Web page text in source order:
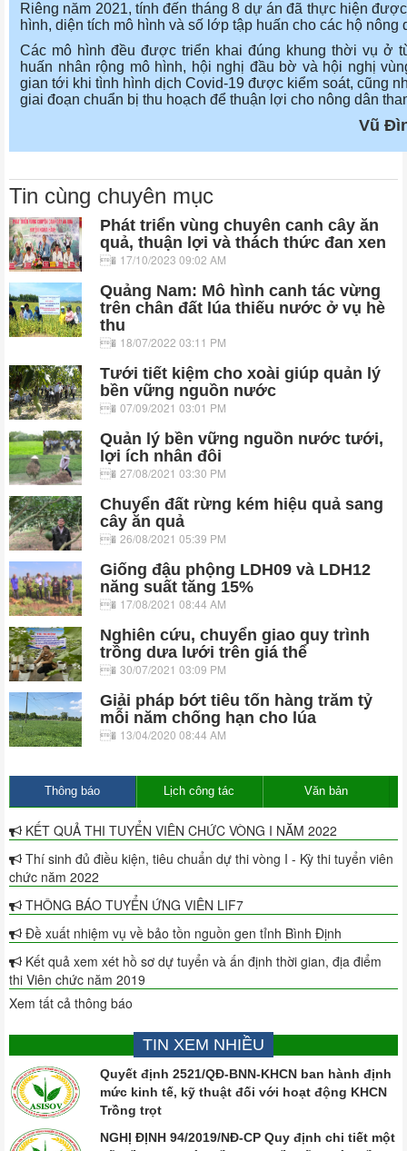
Riêng năm 2021, tính đến tháng 8 dự án đã thực hiện
hình, diện tích mô hình và số lớp tập huấn cho các hộ nông
Các mô hình đều được triển khai đúng khung thời vụ ở
huấn nhân rộng mô hình, hội nghị đầu bờ và hội nghị
gian tới khi tình hình dịch Covid-19 được kiểm soát, cũng
giai đoạn chuẩn bị thu hoạch để thuận lợi cho nông dân
Vũ
Tin cùng chuyên mục
Phát triển vùng chuyên canh cây ăn
quả, thuận lợi và thách thức đan xen
17/10/2023 09:02 AM
Quảng Nam: Mô hình canh tác vừng
trên chân đất lúa thiếu nước ở vụ hè
thu
18/07/2022 03:11 PM
Tưới tiết kiệm cho xoài giúp quản lý
bền vững nguồn nước
07/09/2021 03:01 PM
Quản lý bền vững nguồn nước tưới,
lợi ích nhân đôi
27/08/2021 03:30 PM
Chuyển đất rừng kém hiệu quả sang
cây ăn quả
26/08/2021 05:39 PM
Giống đậu phộng LDH09 và LDH12
năng suất tăng 15%
17/08/2021 08:44 AM
Nghiên cứu, chuyển giao quy trình
trồng dưa lưới trên giá thể
30/07/2021 03:09 PM
Giải pháp bớt tiêu tốn hàng trăm tỷ
mỗi năm chống hạn cho lúa
13/04/2020 08:44 AM
Thông báo Lịch công tác Văn bản
KẾT QUẢ THI TUYỂN VIÊN CHỨC VÒNG I NĂM 2022
Thí sinh đủ điều kiện, tiêu chuẩn dự thi vòng I - Kỳ thi tuyển viên
chức năm 2022
THÔNG BÁO TUYỂN ỨNG VIÊN LIF7
Đề xuất nhiệm vụ về bảo tồn nguồn gen tỉnh Bình Định
Kết quả xem xét hồ sơ dự tuyển và ấn định thời gian, địa điểm
thi Viên chức năm 2019
Xem tất cả thông báo
TIN XEM NHIỀU
Quyết định 2521/QĐ-BNN-KHCN ban hành định
mức kinh tế, kỹ thuật đối với hoạt động KHCN
Trồng trọt
NGHỊ ĐỊNH 94/2019/NĐ-CP Quy định chi tiết một